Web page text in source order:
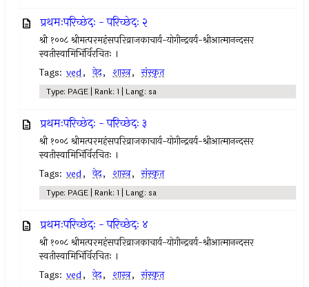
प्रथमःपरिच्छेदः - परिच्छेदः २
श्री १००८ श्रीमत्परमहंसपरिव्राजकाचार्य-योगीन्द्रवर्य-श्रीआत्मानन्दसर
स्वतीस्वामिभिंर्विरचितः ।
Tags: ved, वेद, शास्त्र, संस्कृत
Type: PAGE | Rank: 1 | Lang: sa
प्रथमःपरिच्छेदः - परिच्छेदः ३
श्री १००८ श्रीमत्परमहंसपरिव्राजकाचार्य-योगीन्द्रवर्य-श्रीआत्मानन्दसर
स्वतीस्वामिभिंर्विरचितः ।
Tags: ved, वेद, शास्त्र, संस्कृत
Type: PAGE | Rank: 1 | Lang: sa
प्रथमःपरिच्छेदः - परिच्छेदः ४
श्री १००८ श्रीमत्परमहंसपरिव्राजकाचार्य-योगीन्द्रवर्य-श्रीआत्मानन्दसर
स्वतीस्वामिभिंर्विरचितः ।
Tags: ved, वेद, शास्त्र, संस्कृत